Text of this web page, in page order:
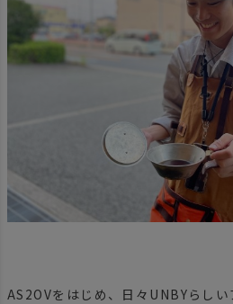
AS2OVをはじめ、日々UNBYらし